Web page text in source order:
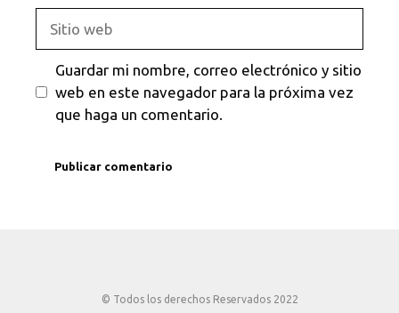
web
Guardar mi nombre, correo electrónico y sitio
web en este navegador para la próxima vez
que haga un comentario.
© Todos los derechos Reservados 2022